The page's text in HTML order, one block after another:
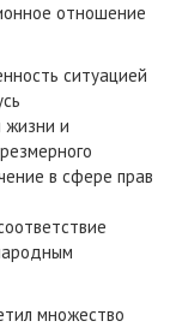
отношение
ситуацией
жизни и
в сфере прав
множество